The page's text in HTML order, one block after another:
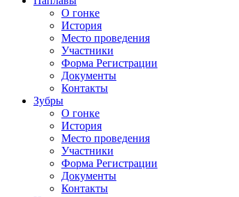
О гонке
История
Место проведения
Участники
Форма Регистрации
Документы
Контакты
Зубры
О гонке
История
Место проведения
Участники
Форма Регистрации
Документы
Контакты